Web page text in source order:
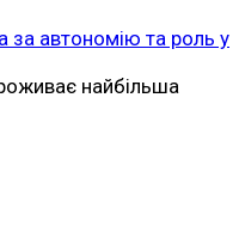
за автономію та роль у
найбільша